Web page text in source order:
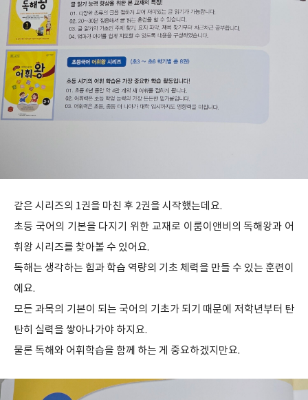
같은 시리즈의 1권을 마친 후 2권을 시작했는데요.
초등 국어의 기본을 다지기 위한 교재로 이룸이앤비의 독해왕과 어
휘왕 시리즈를 찾아볼 수 있어요.
독해는 생각하는 힘과 학습 역량의 기초 체력을 만들 수 있는 훈련이
에요.
모든 과목의 기본이 되는 국어의 기초가 되기 때문에 저학년부터 탄
탄히 실력을 쌓아나가야 하지요.
물론 독해와 어휘학습을 함께 하는 게 중요하겠지만요.